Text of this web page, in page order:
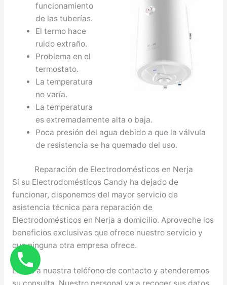
funcionamiento
de las tuberías.
El termo hace
ruido extraño.
Problema en el
termostato.
La temperatura
no varía.
La temperatura
es extremadamente alta o baja.
Poca presión del agua debido a que la válvula
de resistencia se ha quemado del uso.
Reparación de Electrodomésticos en Nerja
Si su Electrodomésticos Candy ha dejado de
funcionar, disponemos del mayor servicio de
asistencia técnica para reparación de
Electrodomésticos en Nerja a domicilio. Aproveche los
beneficios exclusivas que ofrece nuestro servicio y
que ninguna otra empresa ofrece.
Llame a nuestra teléfono de contacto y atenderemos